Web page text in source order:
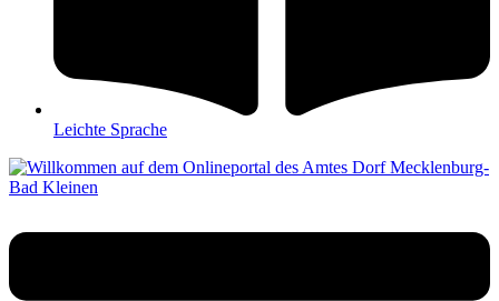
Leichte Sprache